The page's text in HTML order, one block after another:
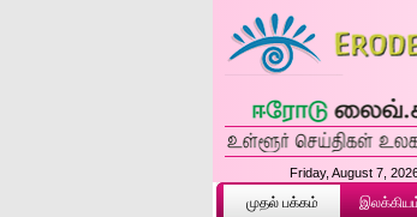
Friday, August 7,
முதல் ப‌க்க‌ம்